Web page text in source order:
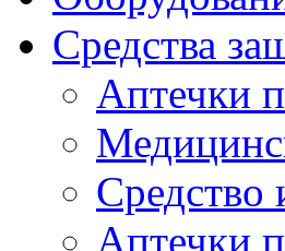
Средства
Аптечки
Аптечки